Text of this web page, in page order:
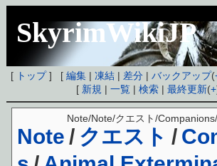
SkyrimWikiJP
[ トップ] [編集 |凍結 | 差分 |バックアップ(
[ 新規 |一覧 |検索 |最終更新(+
Note / クエスト /
Note/Note/クエスト/